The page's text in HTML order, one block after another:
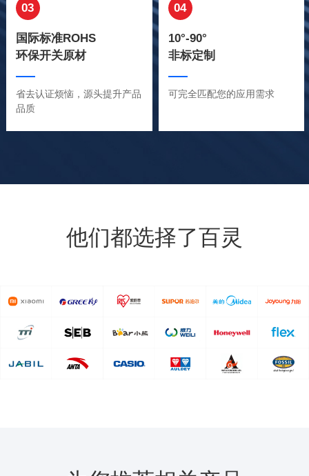
03
国际标准ROHS
环保开关原材
省去认证烦恼，源头提升产品
品质
04
10°-90°
非标定制
可完全匹配您的应用需求
他们都选择了百灵